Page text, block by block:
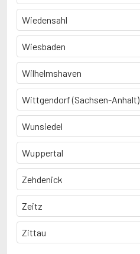
Wiedensahl
Wiesbaden
Wilhelmshaven
Wittgendorf (Sachsen-Anhalt)
Wunsiedel
Wuppertal
Zehdenick
Zeitz
Zittau